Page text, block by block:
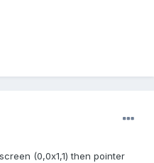
(0,0x1,1) then pointer